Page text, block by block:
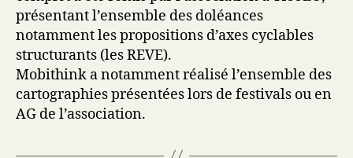
présentant l’ensemble des doléances
notamment les propositions d’axes cyclables
structurants (les REVE).
Mobithink a notamment réalisé l’ensemble des
cartographies présentées lors de festivals ou en
AG de l’association.